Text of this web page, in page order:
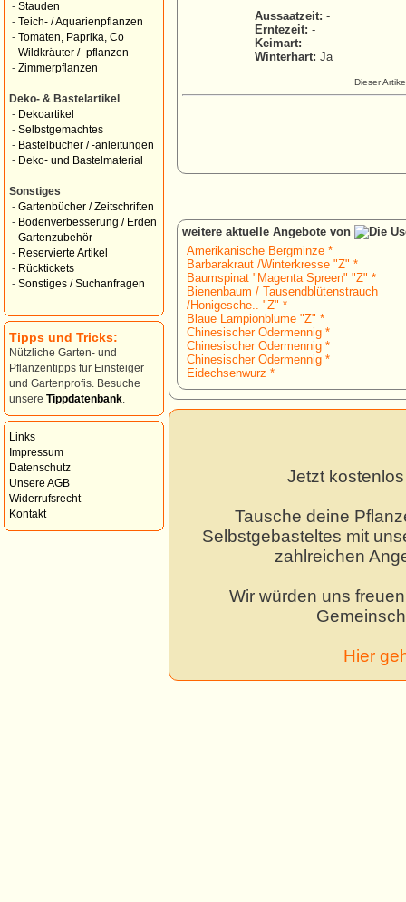
- Stauden
- Teich- / Aquarienpflanzen
- Tomaten, Paprika, Co
- Wildkräuter / -pflanzen
- Zimmerpflanzen
Deko- & Bastelartikel
- Dekoartikel
- Selbstgemachtes
- Bastelbücher / -anleitungen
- Deko- und Bastelmaterial
Sonstiges
- Gartenbücher / Zeitschriften
- Bodenverbesserung / Erden
- Gartenzubehör
- Reservierte Artikel
- Rücktickets
- Sonstiges / Suchanfragen
Tipps und Tricks:
Nützliche Garten- und
Pflanzentipps für Einsteiger
und Gartenprofis. Besuche
unsere Tippdatenbank
Links
Impressum
Datenschutz
Unsere AGB
Widerrufsrecht
Kontakt
Aussaatzeit: -
Erntezeit: -
Keimart: -
Winterhart: Ja
Dieser
weitere aktuelle Angebote von
Amerikanische Bergminze *
Barbarakraut /Winterkresse "Z" *
Baumspinat "Magenta Spreen" "Z" *
Bienenbaum / Tausendblütenstrauch
/Honigesche.. "Z" *
Blaue Lampionblume "Z" *
Chinesischer Odermennig *
Chinesischer Odermennig *
Chinesischer Odermennig *
Eidechsenwurz *
Jetzt
Tausche deine
Selbstgebasteltes mit
zahlreichen
Wir würden uns
Hier